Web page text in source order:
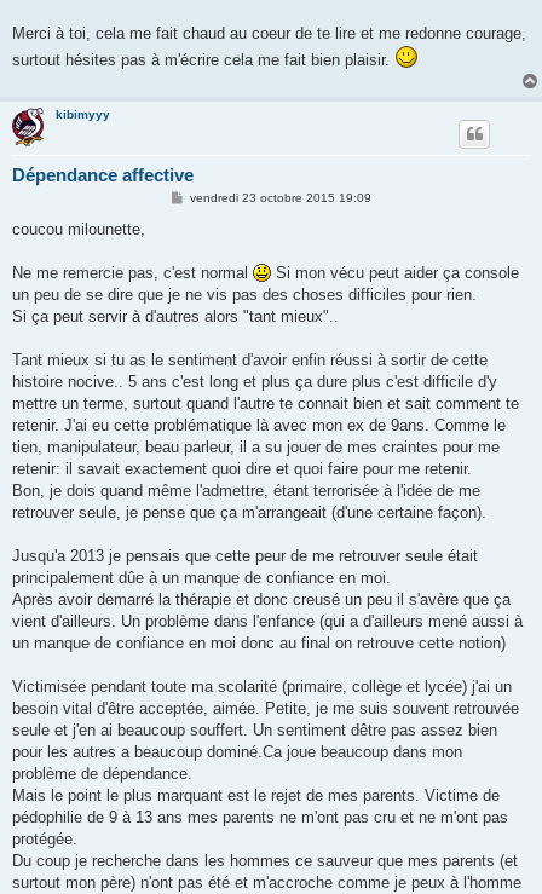
Merci à toi, cela me fait chaud au coeur de te lire et me redonne courage,
surtout hésites pas à m'écrire cela me fait bien plaisir.
kibimyyy
Dépendance affective
M
g
vendredi 23 octobre 2015 19:09
coucou milounette,
Ne me remercie pas, c'est normal
Si mon vécu peut aider ça console
un peu de se dire que je ne vis pas des choses difficiles pour rien.
Si ça peut servir à d'autres alors "tant mieux"..
Tant mieux si tu as le sentiment d'avoir enfin réussi à sortir de cette
histoire nocive.. 5 ans c'est long et plus ça dure plus c'est difficile d'y
mettre un terme, surtout quand l'autre te connait bien et sait comment te
retenir. J'ai eu cette problématique là avec mon ex de 9ans. Comme le
tien, manipulateur, beau parleur, il a su jouer de mes craintes pour me
retenir: il savait exactement quoi dire et quoi faire pour me retenir.
Bon, je dois quand même l'admettre, étant terrorisée à l'idée de me
retrouver seule, je pense que ça m'arrangeait (d'une certaine façon).
Jusqu'a 2013 je pensais que cette peur de me retrouver seule était
principalement dûe à un manque de confiance en moi.
Après avoir demarré la thérapie et donc creusé un peu il s'avère que ça
vient d'ailleurs. Un problème dans l'enfance (qui a d'ailleurs mené aussi à
un manque de confiance en moi donc au final on retrouve cette notion)
Victimisée pendant toute ma scolarité (primaire, collège et lycée) j'ai un
besoin vital d'être acceptée, aimée. Petite, je me suis souvent retrouvée
seule et j'en ai beaucoup souffert. Un sentiment dêtre pas assez bien
pour les autres a beaucoup dominé.Ca joue beaucoup dans mon
problème de dépendance.
Mais le point le plus marquant est le rejet de mes parents. Victime de
pédophilie de 9 à 13 ans mes parents ne m'ont pas cru et ne m'ont pas
protégée.
Du coup je recherche dans les hommes ce sauveur que mes parents (et
surtout mon père) n'ont pas été et m'accroche comme je peux à l'homme